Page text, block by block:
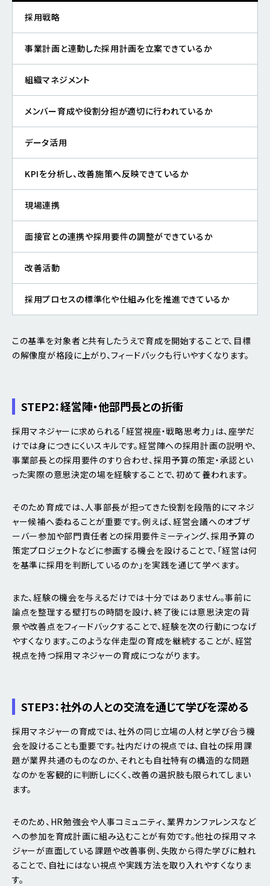
採用戦略
事業計画と連動した採用計画を立案できているか
組織マネジメント
メンバー育成や役割分担が適切に行われているか
データ活用
KPIを分析し、改善施策へ反映できているか
現場連携
面接官との連携や採用要件の調整ができているか
改善活動
採用プロセスの標準化や仕組み化を推進できているか
この基準を対象者と共有したうえで育成を開始することで、目標
の解像度が格段に上がり、フィードバックも行いやすくなります。
STEP2：経営陣・他部門長との折衝
採用マネジャーに求められる「経営視座・戦略思考力」は、座学だ
けでは身につきにくいスキルです。経営陣への採用計画の説明や、
事業部長との採用要件のすり合わせ、採用予算の策定・承認とい
った実際の意思決定の場を経験することで、初めて養われます。
そのため育成では、人事部長が担ってきた役割を段階的にマネジ
ャー候補へ委ねることが重要です。例えば、経営会議へのオブザ
ーバー参加や部門責任者との採用要件ミーティング、採用予算の
策定プロジェクトなどに参画する機会を設けることで、「経営は何
を基準に採用を判断しているのか」を実践を通じて学べます。
また、経験の機会を与えるだけでは十分ではありません。事前に
論点を整理する壁打ちの時間を設け、終了後には意思決定の背
景や改善点をフィードバックすることで、経験を次の行動につなげ
やすくなります。このような伴走型の育成を継続することが、経営
視点を持つ採用マネジャーの育成につながります。
STEP3：社外の人との交流を通じて学びを深める
採用マネジャーの育成では、社外の同じ立場の人材と学び合う機
会を設けることも重要です。社内だけの視点では、自社の採用課
題が業界共通のものなのか、それとも自社特有の構造的な問題
なのかを客観的に判断しにくく、改善の選択肢も限られてしまい
ます。
そのため、HR勉強会や人事コミュニティ、業界カンファレンスなど
への参加を育成計画に組み込むことが有効です。他社の採用マネ
ジャーが直面している課題や改善事例、失敗から得た学びに触れ
ることで、自社にはない視点や実践方法を取り入れやすくなりま
す。